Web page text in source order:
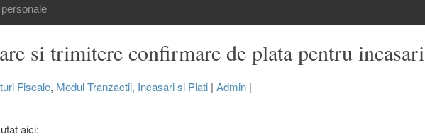
si trimitere confirmare de plata pentru incasari
Fiscale, Modul Tranzactii, Incasari si Plati| Admin|
aici: